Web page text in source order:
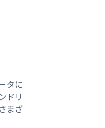
タに
ドリ
まざ